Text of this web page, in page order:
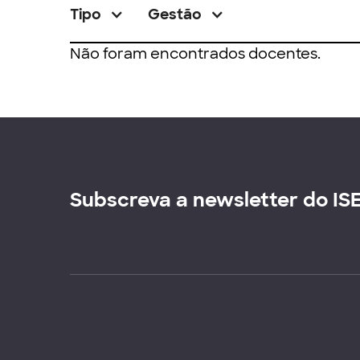
Tipo Gestão
Não foram encontrados docentes.
Subscreva a newsletter do